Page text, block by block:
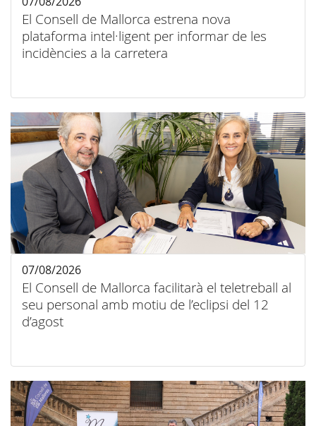
El Consell de Mallorca estrena nova
plataforma intel·ligent per informar de les
incidències a la carretera
El Consell de Mallorca facilitarà el teletreball al
seu personal amb motiu de l’eclipsi del 12
d’agost
07/08/2026